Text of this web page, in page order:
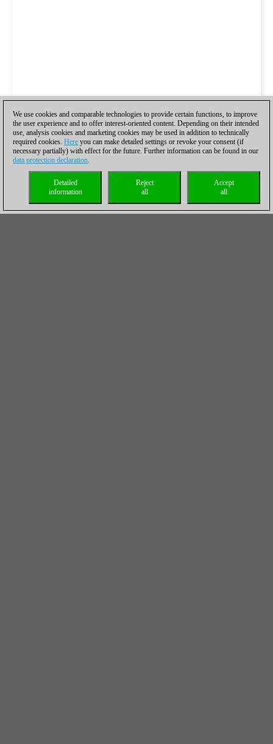
We use cookies and comparable technologies to provide certain functions, to improve
the user experience and to offer interest-oriented content. Depending on their intended
use, analysis cookies and marketing cookies may be used in addition to technically
required cookies. Here you can make detailed settings or revoke your consent (if
necessary partially) with effect for the future. Further information can be found in our
data protection declaration.
Accept
all
Reject
all
Detailed
information